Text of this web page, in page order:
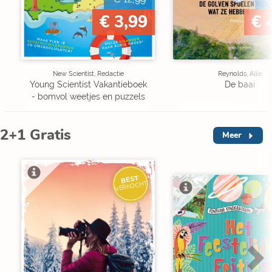
€ 3,99
New Scientist, Redactie
Young Scientist Vakantieboek
- bomvol weetjes en puzzels
€
Reynolds, Allie
De baai
2+1 Gratis Meer
BEST
VERKOCHT